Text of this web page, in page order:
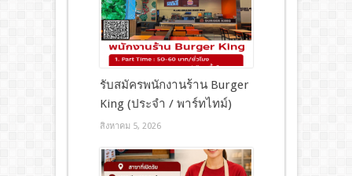
รับสมัครพนักงานร้าน Burger
King (ประจำ / พาร์ทไทม์)
สิงหาคม 5, 2026